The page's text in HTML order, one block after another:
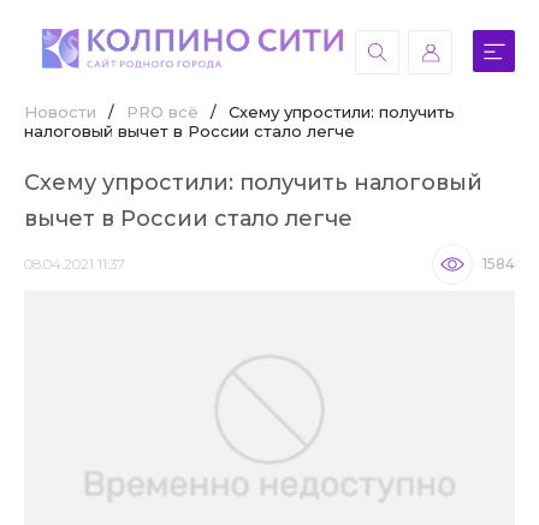
Новости / PRO всё /
Схему упростили: получить
налоговый вычет в России стало легче
Схему упростили: получить налоговый
вычет в России стало легче
08.04.2021 11:37 1584